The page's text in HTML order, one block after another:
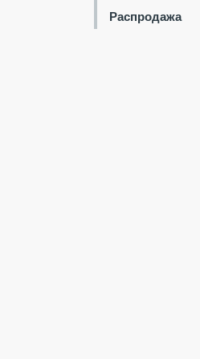
Распродажа